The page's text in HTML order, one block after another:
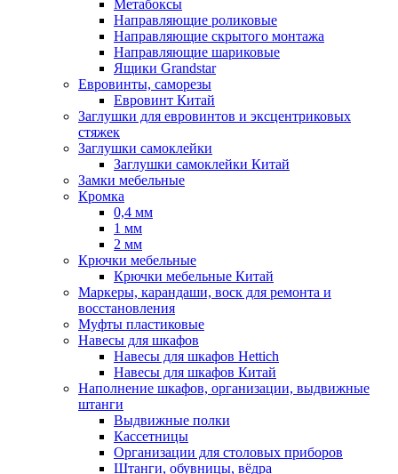
Метабоксы
Направляющие роликовые
Направляющие скрытого монтажа
Направляющие шариковые
Ящики Grandstar
Евровинты, саморезы
Евровинт Китай
Заглушки для евровинтов и эксцентриковых
стяжек
Заглушки самоклейки
Заглушки самоклейки Китай
Замки мебельные
Кромка
0,4 мм
1 мм
2 мм
Крючки мебельные
Крючки мебельные Китай
Маркеры, карандаши, воск для ремонта и
восстановления
Муфты пластиковые
Навесы для шкафов
Навесы для шкафов Hettich
Навесы для шкафов Китай
Наполнение шкафов, организации, выдвижные
штанги
Выдвижные полки
Кассетницы
Организации для столовых приборов
Штанги, обувницы, вёдра